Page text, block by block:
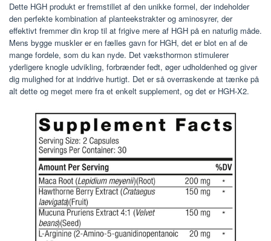
Dette HGH produkt er fremstillet af den unikke formel, der indeholder
den perfekte kombination af planteekstrakter og aminosyrer, der
effektivt fremmer din krop til at frigive mere af HGH på en naturlig måde.
Mens bygge muskler er en fælles gavn for HGH, det er blot en af ​​de
mange fordele, som du kan nyde. Det væksthormon stimulerer
yderligere knogle udvikling, forbrænder fedt, øger udholdenhed og giver
dig mulighed for at inddrive hurtigt. Det er så overraskende at tænke på
alt dette og meget mere fra et enkelt supplement, og det er HGH-X2.